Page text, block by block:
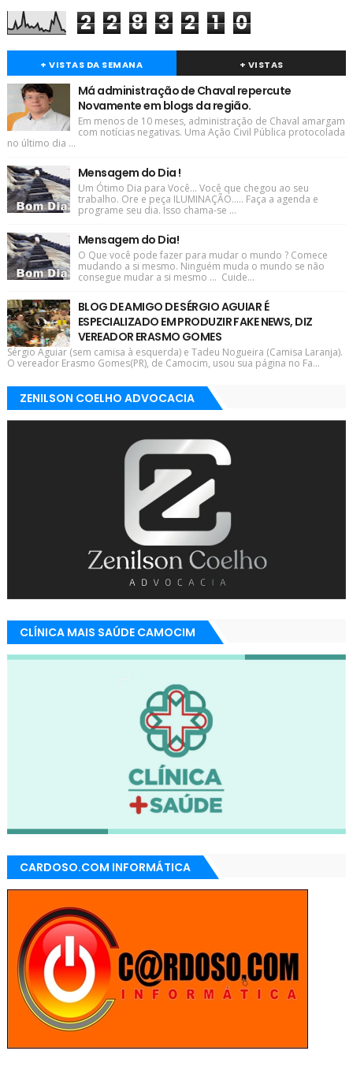
2 2 8 3 2 1 0
+ VISTAS DA SEMANA + VISTAS
Má administração de Chaval repercute
Novamente em blogs da região.
Em menos de 10 meses, administração de Chaval amargam
com notícias negativas. Uma Ação Civil Pública protocolada
no último dia ...
Mensagem do Dia !
Um Ótimo Dia para Você... Você que chegou ao seu
trabalho. Ore e peça ILUMINAÇÃO..... Faça a agenda e
programe seu dia. Isso chama-se ...
Mensagem do Dia!
O Que você pode fazer para mudar o mundo ? Comece
mudando a si mesmo. Ninguém muda o mundo se não
consegue mudar a si mesmo ... Cuide...
BLOG DE AMIGO DE SÉRGIO AGUIAR É
ESPECIALIZADO EM PRODUZIR FAKE NEWS, DIZ
VEREADOR ERASMO GOMES
Sérgio Aguiar (sem camisa à esquerda) e Tadeu Nogueira (Camisa Laranja).
O vereador Erasmo Gomes(PR), de Camocim, usou sua página no Fa...
ZENILSON COELHO ADVOCACIA
CLÍNICA MAIS SAÚDE CAMOCIM
CARDOSO.COM INFORMÁTICA